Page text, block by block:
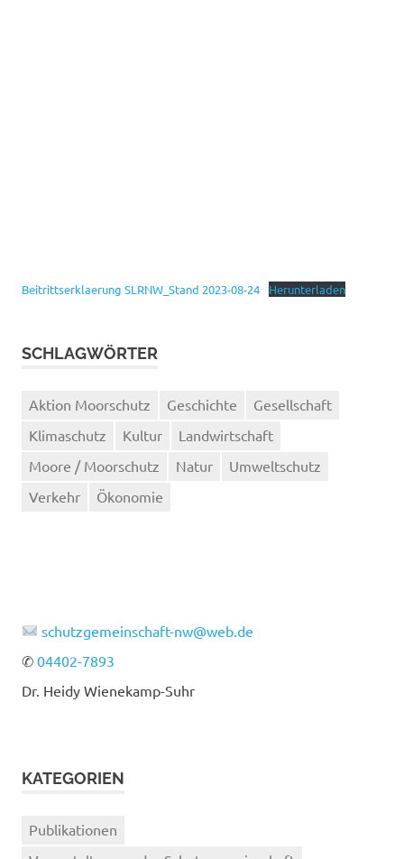
Beitrittserklaerung SLRNW_Stand 2023-08-24 Herunterladen
SCHLAGWÖRTER
Aktion Moorschutz Geschichte
Gesellschaft
Klimaschutz
Kultur
Landwirtschaft
Moore / Moorschutz
Natur
Umweltschutz
Verkehr
Ökonomie
schutzgemeinschaft-nw@web.de
✆ 04402-7893
Dr. Heidy Wienekamp-Suhr
KATEGORIEN
Publikationen